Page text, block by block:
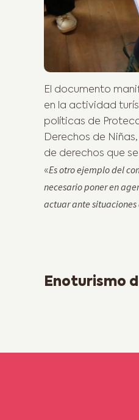
El documento
en la actividad
políticas de
Derechos de
de derechos que
«Es otro ejemplo del
necesario poner en
actuar ante
Enoturismo